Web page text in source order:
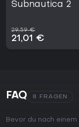
Subnautica 2
29,59 €
21,01 €
FAQ 8 FRAGEN
Bevor du nach einem